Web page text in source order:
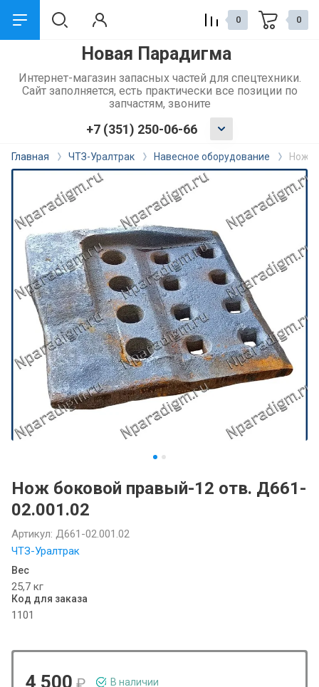
назад
Сервис и поддержка
Обмен и возврат
Доставка
Способы оплаты
Новая Парадигма
Интернет-магазин запасных частей для спецтехники.
Сайт заполняется, есть практически все позиции по
запчастям, звоните
+7 (351) 250-06-66
0 0
Главная ЧТЗ-Уралтрак Навесное оборудование Нож
Нож боковой правый-12 отв. Д661-
02.001.02
Артикул: Д661-02.001.02
ЧТЗ-Уралтрак
Вес
25,7 кг
Код для заказа
1101
4 500 ₽ В наличии